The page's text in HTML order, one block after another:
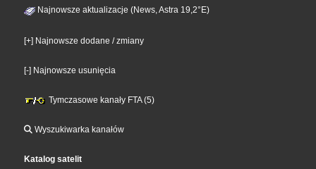
Najnowsze aktualizacje (News, Astra 19,2°E)
[+] Najnowsze dodane / zmiany
[-] Najnowsze usunięcia
Tymczasowe kanały FTA (5)
Wyszukiwarka kanałów
Katalog satelit